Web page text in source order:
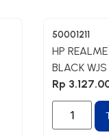
50001211
HP
BLACK WJS
Rp